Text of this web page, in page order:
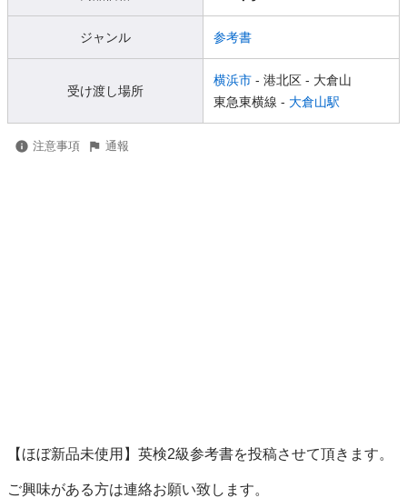
ジャンル 参考書
受け渡し場所
横浜市 - 港北区 - 大倉山
東急東横線 - 大倉山駅
注意事項 通報
【ほぼ新品未使用】英検2級参考書を投稿させて頂きます。
ご興味がある方は連絡お願い致します。